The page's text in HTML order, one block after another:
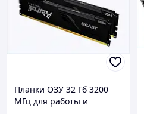
Планки ОЗУ 32 Гб 3200
МГц для работы и